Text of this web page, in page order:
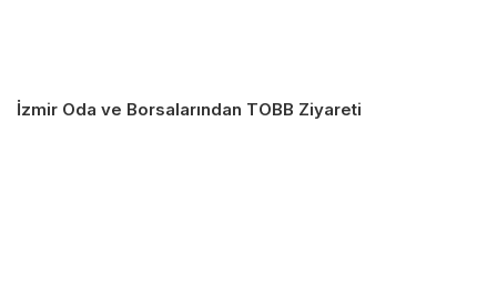
İzmir Oda ve Borsalarından TOBB Ziyareti